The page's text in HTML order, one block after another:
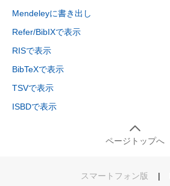
Mendeleyに書き出し
Refer/BibIXで表示
RISで表示
BibTeXで表示
TSVで表示
ISBDで表示
ページトップへ
スマートフォン版 |